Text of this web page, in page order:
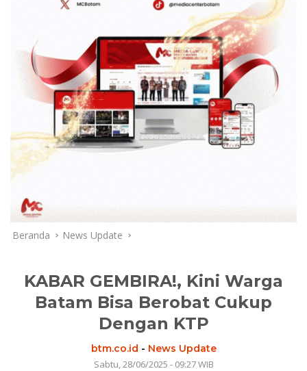
Beranda News Update
KABAR GEMBIRA!, Kini Warga
Batam Bisa Berobat Cukup
Dengan KTP
btm.co.id - News Update
Sabtu, 28/06/2025 - 09:27 WIB